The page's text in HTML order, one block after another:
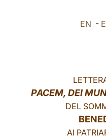
EN -
PACEM, DEI
DEL
AI